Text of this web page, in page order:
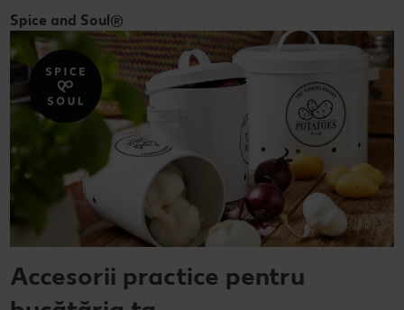
Spice and Soul®
Accesorii practice pentru